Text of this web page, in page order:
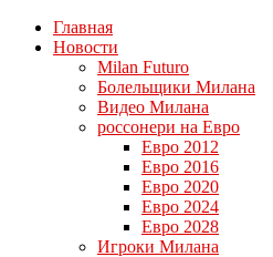
Главная
Новости
Milan Futuro
Болельщики Милана
Видео Милана
россонери на Евро
Евро 2012
Евро 2016
Евро 2020
Евро 2024
Евро 2028
Игроки Милана